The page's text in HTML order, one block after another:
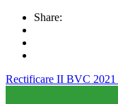
Share:
Rectificare II BVC 2021